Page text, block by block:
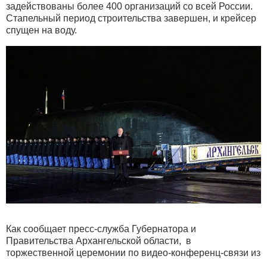
задействованы более 400 организаций со всей России.
Стапельный период строительства завершен, и крейсер
спущен на воду.
Как сообщает пресс-служба Губернатора и
Правительства Архангельской области, в
торжественной церемонии по видео-конференц-связи из